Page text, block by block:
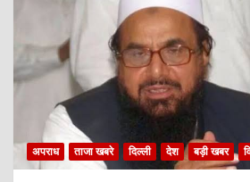
अपराध ताजा खबरे दिल्ली देश बड़ी खबर